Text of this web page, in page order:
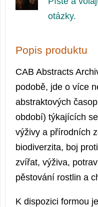
otázky.
Popis produktu
CAB Abstracts
podobě, jde o více
abstraktových
období) týkajících
výživy a přírodních
biodiverzita, boj
zvířat, výživa,
pěstování rostlin a
K dispozici formou